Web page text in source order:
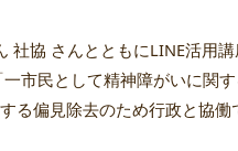
社協 さんとともにLINE活用
市民として精神障がいに関
る偏見除去のため行政と協